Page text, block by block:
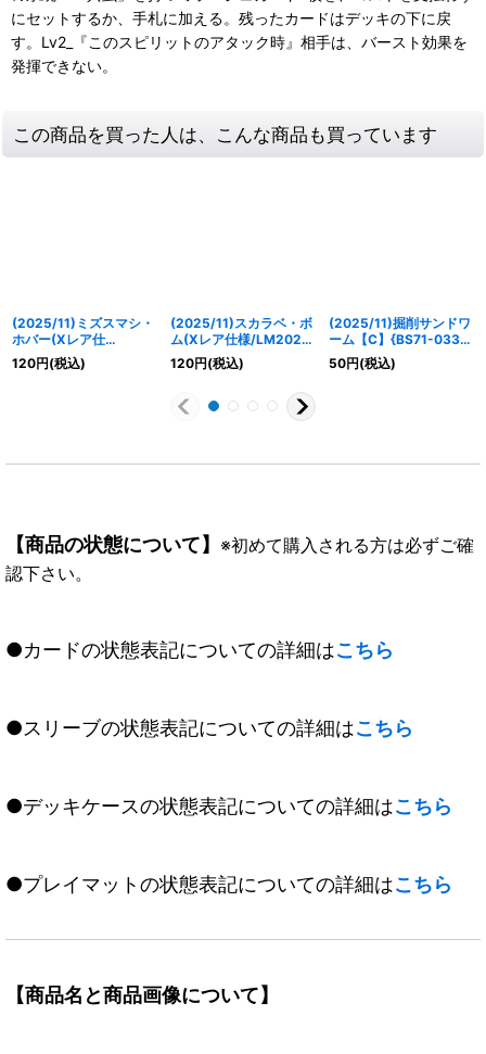
にセットするか、手札に加える。残ったカードはデッキの下に戻
す。Lv2_『このスピリットのアタック時』相手は、バースト効果を
発揮できない。
この商品を買った人は、こんな商品も買っています
(2025/11)ミズスマシ・
ホバー(Xレア仕
様/LM2025収録)【C】
{BS71-025}《緑》
120円(税込)
(2025/11)スカラベ・ボ
ム(Xレア仕様/LM2025
収録)【C】{BS71-026}
《緑》
120円(税込)
(2025/11)掘削サンドワ
ーム【C】{BS71-033}
《緑》
50円(税込)
【商品の状態について】 ※初めて購入される方は必ずご確
認下さい。
●カードの状態表記についての詳細はこちら
●スリーブの状態表記についての詳細はこちら
●デッキケースの状態表記についての詳細はこちら
●プレイマットの状態表記についての詳細はこちら
【商品名と商品画像について】